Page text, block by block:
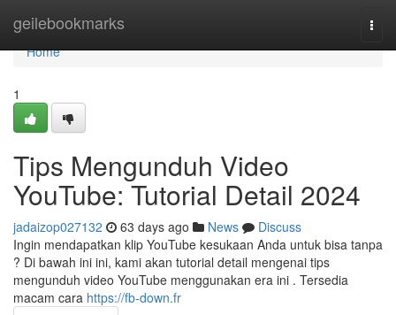
geilebookmarks
Home
Home
1
Tips Mengunduh Video
YouTube: Tutorial Detail 2024
jadaizop027132 63 days ago News
Discuss
Ingin mendapatkan klip YouTube kesukaan Anda untuk bisa tanpa
? Di bawah ini ini, kami akan tutorial detail mengenai tips
mengunduh video YouTube menggunakan era ini . Tersedia
macam cara https://fb-down.fr